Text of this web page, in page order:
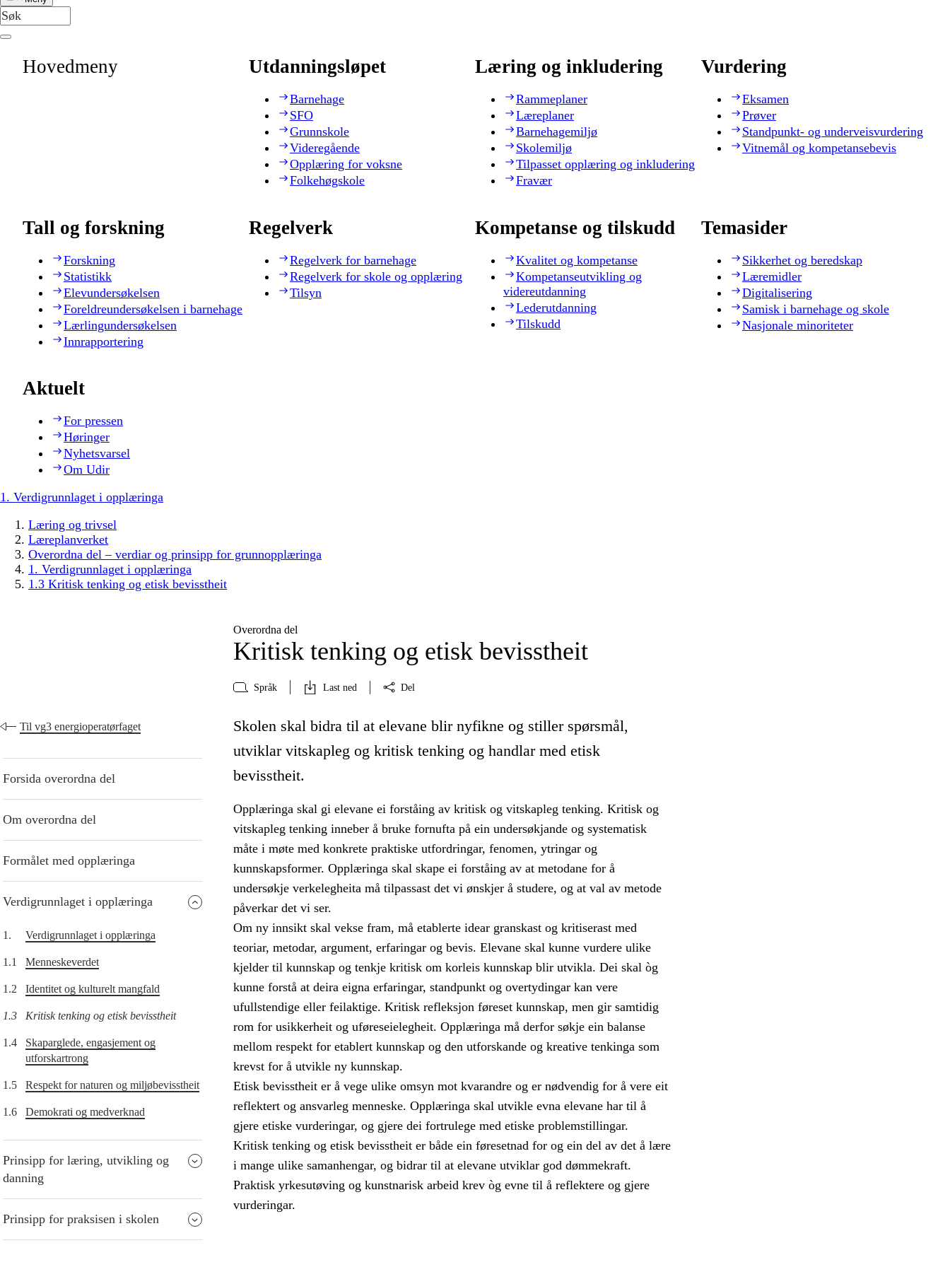
Hovedmeny Utdanningsløpet
Barnehage
SFO
Grunnskole
Videregående
Opplæring for voksne
Folkehøgskole
Læring og inkludering
Rammeplaner
Læreplaner
Barnehagemiljø
Skolemiljø
Tilpasset opplæring og inkludering
Fravær
Vurdering
Eksamen
Prøver
Standpunkt- og underveisvurdering
Vitnemål og kompetansebevis
Tall og forskning
Forskning
Statistikk
Elevundersøkelsen
Foreldreundersøkelsen i barnehage
Lærlingundersøkelsen
Innrapportering
Regelverk
Regelverk for barnehage
Regelverk for skole og opplæring
Tilsyn
Kompetanse og tilskudd
Kvalitet og kompetanse
Kompetanseutvikling og
videreutdanning
Lederutdanning
Tilskudd
Temasider
Sikkerhet og beredskap
Læremidler
Digitalisering
Samisk i barnehage og skole
Nasjonale minoriteter
Aktuelt
For pressen
Høringer
Nyhetsvarsel
Om Udir
1. Verdigrunnlaget i opplæringa
Læring og trivsel
Læreplanverket
Overordna del – verdiar og prinsipp for grunnopplæringa
1. Verdigrunnlaget i opplæringa
1.3 Kritisk tenking og etisk bevisstheit
Overordna del
Kritisk tenking og etisk bevisstheit
Språk Last ned Del
Til vg3 energioperatørfaget
Forsida overordna del
Om overordna del
Formålet med opplæringa
Verdigrunnlaget i opplæringa
1. Verdigrunnlaget i opplæringa
1.1 Menneskeverdet
1.2 Identitet og kulturelt mangfald
1.3 Kritisk tenking og etisk bevisstheit
1.4
Skaparglede, engasjement og
utforskartrong
1.5 Respekt for naturen og miljøbevisstheit
1.6 Demokrati og medverknad
Prinsipp for læring, utvikling og
danning
Prinsipp for praksisen i skolen
Skolen skal bidra til at elevane blir nyfikne og stiller spørsmål,
utviklar vitskapleg og kritisk tenking og handlar med etisk
bevisstheit.
Opplæringa skal gi elevane ei forståing av kritisk og vitskapleg tenking. Kritisk og
vitskapleg tenking inneber å bruke fornufta på ein undersøkjande og systematisk
måte i møte med konkrete praktiske utfordringar, fenomen, ytringar og
kunnskapsformer. Opplæringa skal skape ei forståing av at metodane for å
undersøkje verkelegheita må tilpassast det vi ønskjer å studere, og at val av metode
påverkar det vi ser.
Om ny innsikt skal vekse fram, må etablerte idear granskast og kritiserast med
teoriar, metodar, argument, erfaringar og bevis. Elevane skal kunne vurdere ulike
kjelder til kunnskap og tenkje kritisk om korleis kunnskap blir utvikla. Dei skal òg
kunne forstå at deira eigna erfaringar, standpunkt og overtydingar kan vere
ufullstendige eller feilaktige. Kritisk refleksjon føreset kunnskap, men gir samtidig
rom for usikkerheit og uføreseielegheit. Opplæringa må derfor søkje ein balanse
mellom respekt for etablert kunnskap og den utforskande og kreative tenkinga som
krevst for å utvikle ny kunnskap.
Etisk bevisstheit er å vege ulike omsyn mot kvarandre og er nødvendig for å vere eit
reflektert og ansvarleg menneske. Opplæringa skal utvikle evna elevane har til å
gjere etiske vurderingar, og gjere dei fortrulege med etiske problemstillingar.
Kritisk tenking og etisk bevisstheit er både ein føresetnad for og ein del av det å lære
i mange ulike samanhengar, og bidrar til at elevane utviklar god dømmekraft.
Praktisk yrkesutøving og kunstnarisk arbeid krev òg evne til å reflektere og gjere
vurderingar.